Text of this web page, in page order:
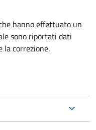
hanno effettuato un
sono riportati dati
la correzione.